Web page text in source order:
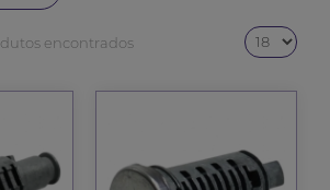
encontrados